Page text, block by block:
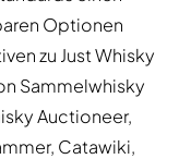
Optionen
zu Just Whisky
Sammelwhisky
Auctioneer,
Catawiki,